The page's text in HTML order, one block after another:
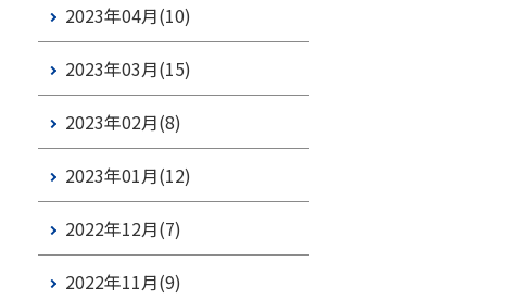
2023年04月(10)
2023年03月(15)
2023年02月(8)
2023年01月(12)
2022年12月(7)
2022年11月(9)